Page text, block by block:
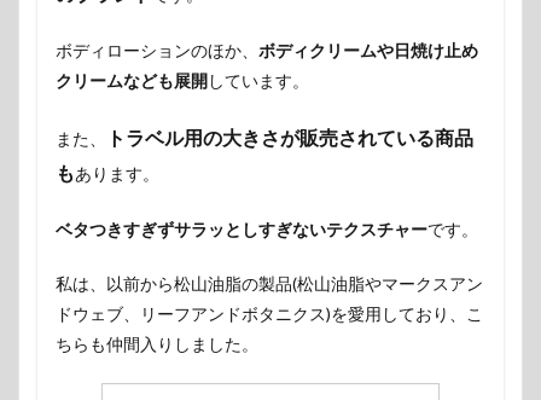
ボディローションのほか、 ボディクリームや日焼け止め
クリームなども展開しています。
また、
トラベル用の大きさが販売されている商品
もあります。
ベタつきすぎずサラッとしすぎないテクスチャーです。
私は、以前から松山油脂の製品(松山油脂やマークスアン
ドウェブ、リーフアンドボタニクス)を愛用しており、こ
ちらも仲間入りしました。